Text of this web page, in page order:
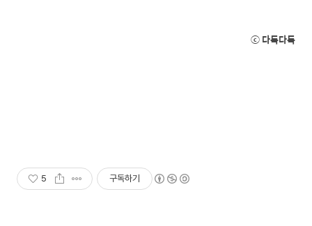
ⓒ 다독다독
5 구독하기